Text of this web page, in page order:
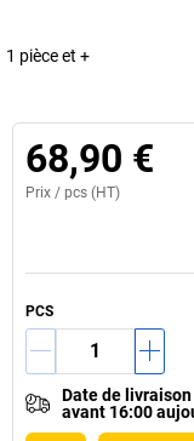
1 pièce et +
68,90 €
Prix / pcs (HT)
PCS
Date de
avant 16:00